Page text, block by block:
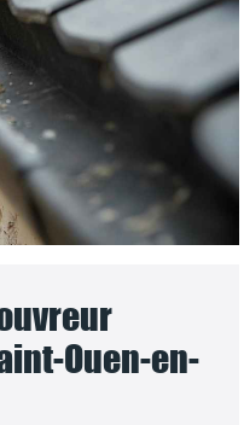
Ouen-en-